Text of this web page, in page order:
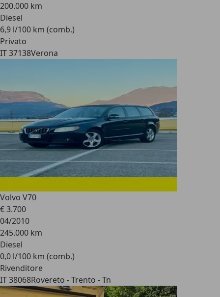
200.000 km
Diesel
6,9 l/100 km (comb.)
Privato
IT 37138Verona
Volvo V70
€ 3.700
04/2010
245.000 km
Diesel
0,0 l/100 km (comb.)
Rivenditore
IT 38068Rovereto - Trento - Tn